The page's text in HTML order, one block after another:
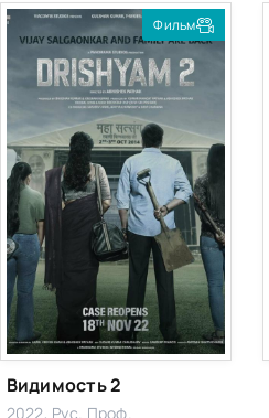
Фильм
Видимость 2
2022, Рус. Проф.